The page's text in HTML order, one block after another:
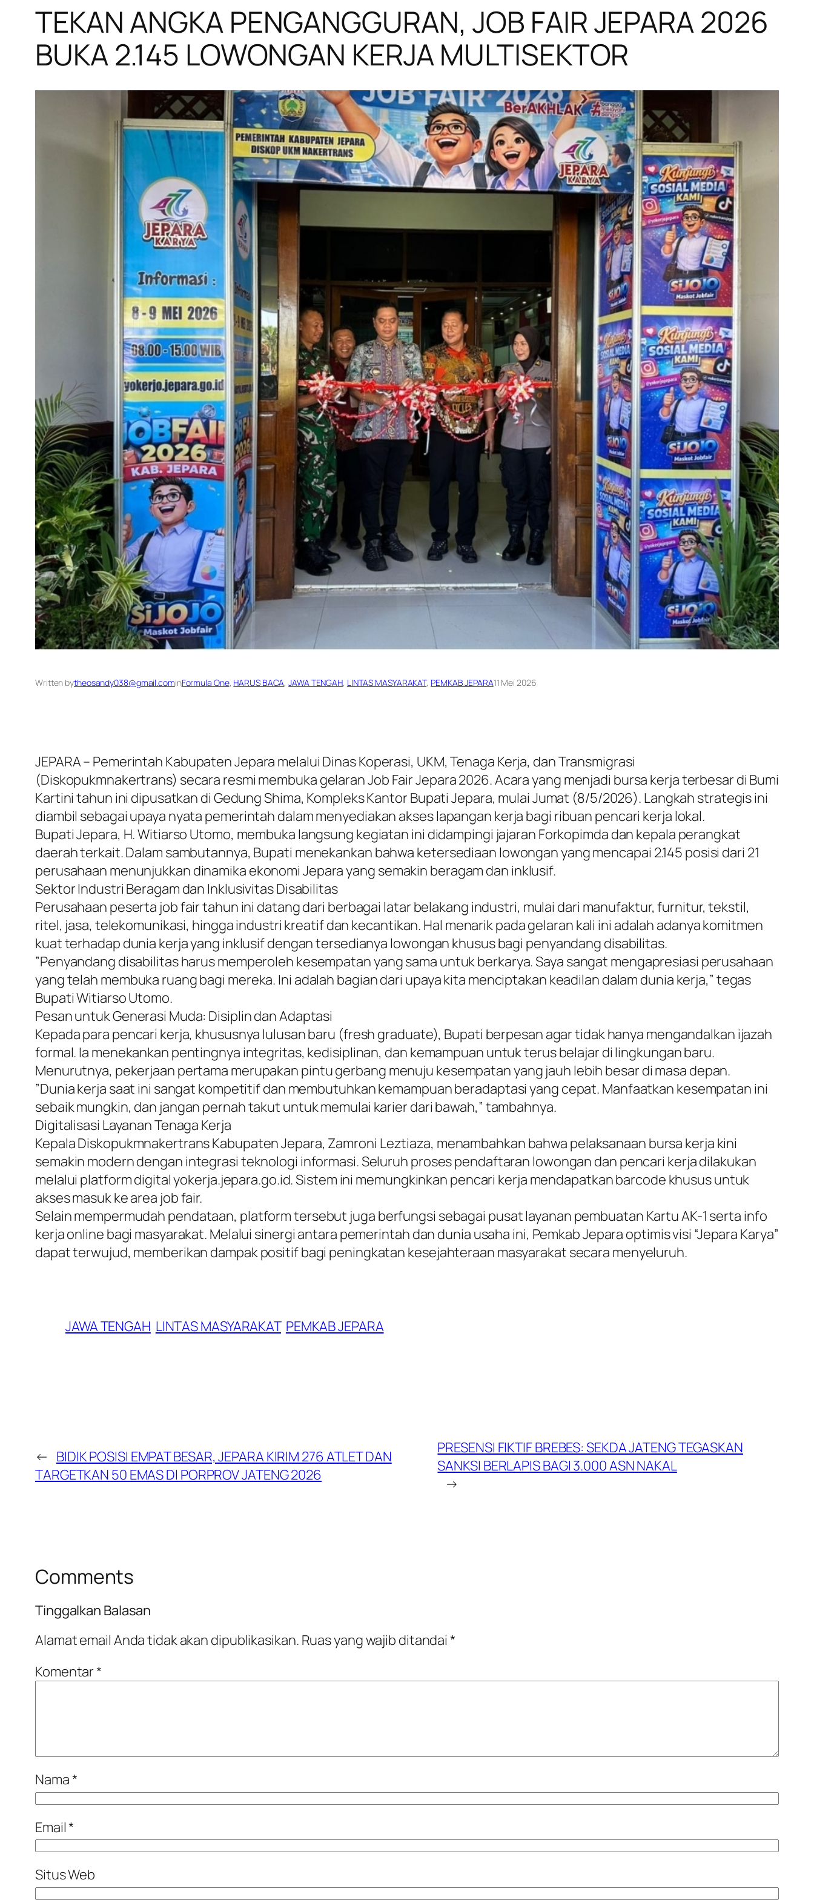
TEKAN ANGKA PENGANGGURAN, JOB FAIR JEPARA 2026
BUKA 2.145 LOWONGAN KERJA MULTISEKTOR
Written bytheosandy038@gmail.cominFormula One, HARUS BACA, JAWA TENGAH, LINTAS MASYARAKAT, PEMKAB JEPARA11 Mei 2026
JEPARA – Pemerintah Kabupaten Jepara melalui Dinas Koperasi, UKM, Tenaga Kerja, dan Transmigrasi
(Diskopukmnakertrans) secara resmi membuka gelaran Job Fair Jepara 2026. Acara yang menjadi bursa kerja terbesar di Bumi
Kartini tahun ini dipusatkan di Gedung Shima, Kompleks Kantor Bupati Jepara, mulai Jumat (8/5/2026). Langkah strategis ini
diambil sebagai upaya nyata pemerintah dalam menyediakan akses lapangan kerja bagi ribuan pencari kerja lokal.
​Bupati Jepara, H. Witiarso Utomo, membuka langsung kegiatan ini didampingi jajaran Forkopimda dan kepala perangkat
daerah terkait. Dalam sambutannya, Bupati menekankan bahwa ketersediaan lowongan yang mencapai 2.145 posisi dari 21
perusahaan menunjukkan dinamika ekonomi Jepara yang semakin beragam dan inklusif.
​Sektor Industri Beragam dan Inklusivitas Disabilitas
​Perusahaan peserta job fair tahun ini datang dari berbagai latar belakang industri, mulai dari manufaktur, furnitur, tekstil,
ritel, jasa, telekomunikasi, hingga industri kreatif dan kecantikan. Hal menarik pada gelaran kali ini adalah adanya komitmen
kuat terhadap dunia kerja yang inklusif dengan tersedianya lowongan khusus bagi penyandang disabilitas.
​”Penyandang disabilitas harus memperoleh kesempatan yang sama untuk berkarya. Saya sangat mengapresiasi perusahaan
yang telah membuka ruang bagi mereka. Ini adalah bagian dari upaya kita menciptakan keadilan dalam dunia kerja,” tegas
Bupati Witiarso Utomo.
​Pesan untuk Generasi Muda: Disiplin dan Adaptasi
​Kepada para pencari kerja, khususnya lulusan baru (fresh graduate), Bupati berpesan agar tidak hanya mengandalkan ijazah
formal. Ia menekankan pentingnya integritas, kedisiplinan, dan kemampuan untuk terus belajar di lingkungan baru.
Menurutnya, pekerjaan pertama merupakan pintu gerbang menuju kesempatan yang jauh lebih besar di masa depan.
​”Dunia kerja saat ini sangat kompetitif dan membutuhkan kemampuan beradaptasi yang cepat. Manfaatkan kesempatan ini
sebaik mungkin, dan jangan pernah takut untuk memulai karier dari bawah,” tambahnya.
​Digitalisasi Layanan Tenaga Kerja
​Kepala Diskopukmnakertrans Kabupaten Jepara, Zamroni Leztiaza, menambahkan bahwa pelaksanaan bursa kerja kini
semakin modern dengan integrasi teknologi informasi. Seluruh proses pendaftaran lowongan dan pencari kerja dilakukan
melalui platform digital yokerja.jepara.go.id. Sistem ini memungkinkan pencari kerja mendapatkan barcode khusus untuk
akses masuk ke area job fair.
​Selain mempermudah pendataan, platform tersebut juga berfungsi sebagai pusat layanan pembuatan Kartu AK-1 serta info
kerja online bagi masyarakat. Melalui sinergi antara pemerintah dan dunia usaha ini, Pemkab Jepara optimis visi “Jepara Karya”
dapat terwujud, memberikan dampak positif bagi peningkatan kesejahteraan masyarakat secara menyeluruh.
JAWA TENGAH LINTAS MASYARAKAT PEMKAB JEPARA
← BIDIK POSISI EMPAT BESAR, JEPARA KIRIM 276 ATLET DAN
TARGETKAN 50 EMAS DI PORPROV JATENG 2026
PRESENSI FIKTIF BREBES: SEKDA JATENG TEGASKAN
SANKSI BERLAPIS BAGI 3.000 ASN NAKAL
→
Comments
Tinggalkan Balasan
Alamat email Anda tidak akan dipublikasikan. Ruas yang wajib ditandai*
Komentar*
Nama*
Email*
Situs Web